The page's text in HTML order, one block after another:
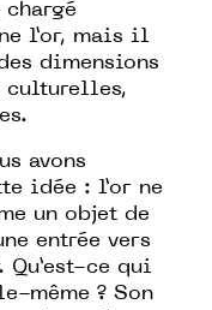
l’or, mais il
dimensions
culturelles,
avons
idée : l’or ne
un objet de
entrée vers
ce qui
même ? Son